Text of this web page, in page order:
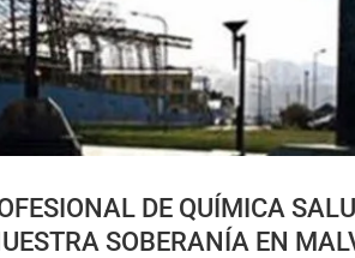
DE QUÍMICA
SOBERANÍA EN